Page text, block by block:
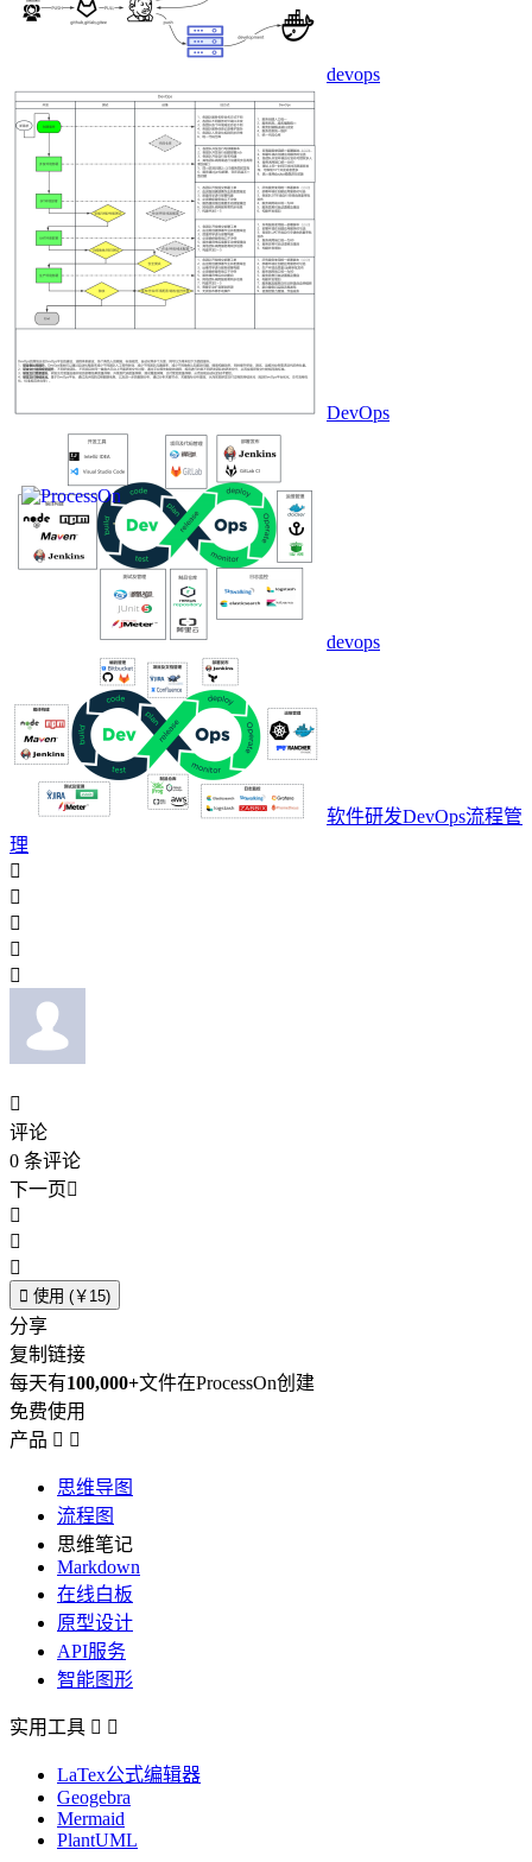
devops
DevOps
devops
软件研发DevOps流程管
理






评论
0 条评论
下一页



 使用 (￥15)
分享
复制链接
每天有100,000+文件在ProcessOn创建
免费使用
产品  
思维导图
流程图
思维笔记
Markdown
在线白板
原型设计
API服务
智能图形
实用工具  
LaTex公式编辑器
Geogebra
Mermaid
PlantUML